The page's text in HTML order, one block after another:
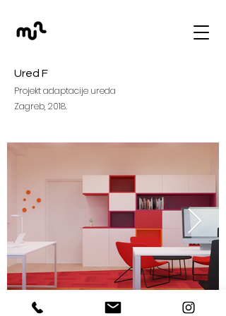
Ured F
Projekt adaptacije ureda
Zagreb, 2018.